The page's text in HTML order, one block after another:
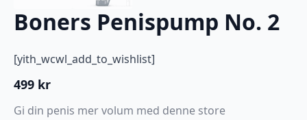
Boners Penispump No. 2
[yith_wcwl_add_to_wishlist]
499 kr
Gi din penis mer volum med denne store